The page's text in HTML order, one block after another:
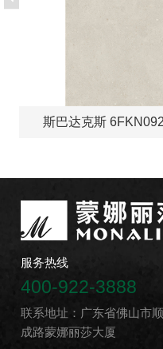
斯巴达克斯
服务热线
400-922-3888
联系地址：广东省佛山市
成路蒙娜丽莎大厦